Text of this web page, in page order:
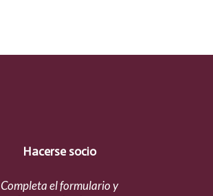
Hacerse socio
Completa el formulario y